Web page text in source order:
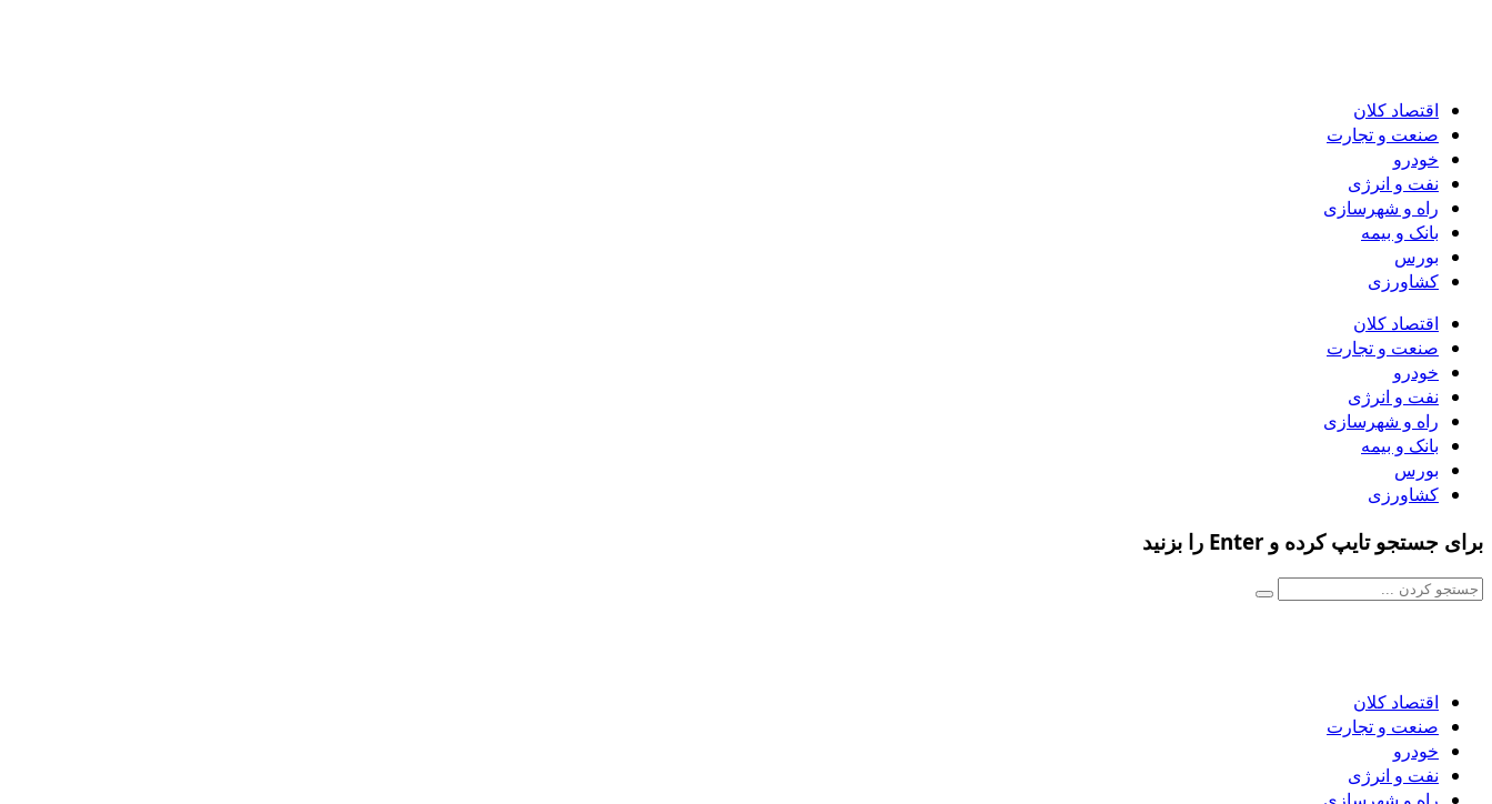
اقتصاد کلان
صنعت و تجارت
خودرو
نفت و انرژی
راه و شهرسازی
بانک و بیمه
بورس
کشاورزی
اقتصاد کلان
صنعت و تجارت
خودرو
نفت و انرژی
راه و شهرسازی
بانک و بیمه
بورس
کشاورزی
برای جستجو تایپ کرده و Enter را بزنید
اقتصاد کلان
صنعت و تجارت
خودرو
نفت و انرژی